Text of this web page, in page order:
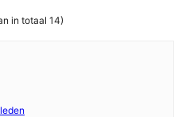
in totaal 14)